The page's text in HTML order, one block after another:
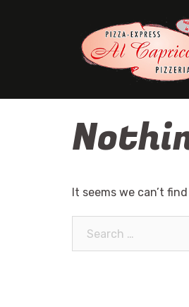
It seems we can’t